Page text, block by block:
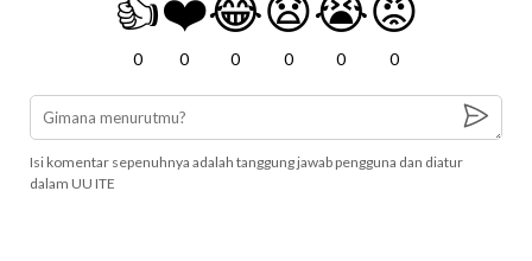
0 0 0 0 0 0
Isi komentar sepenuhnya adalah tanggung jawab pengguna dan diatur
dalam UU ITE